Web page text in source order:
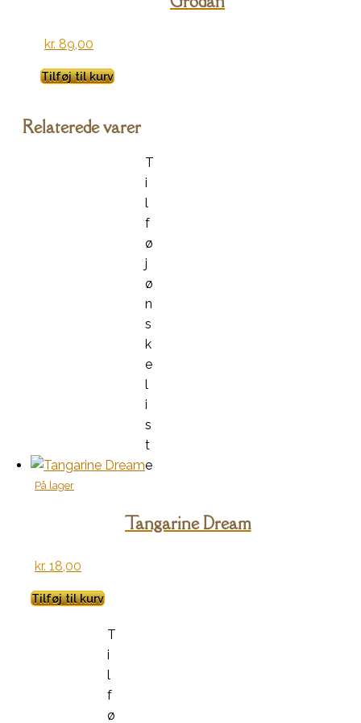
kr. 89,00
Tilføj til kurv
Relaterede varer
T
i
l
f
ø
j
ø
n
s
k
e
l
i
s
t
e
På lager
Tangarine Dream
kr. 18,00
Tilføj til kurv
T
i
l
f
ø